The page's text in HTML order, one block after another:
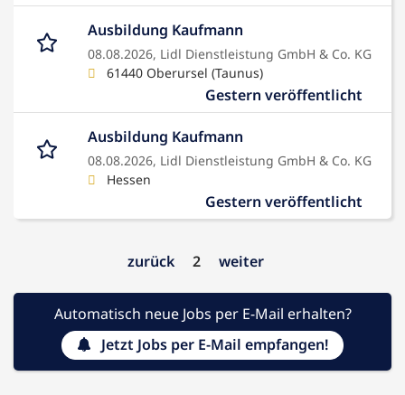
Ausbildung Kaufmann
08.08.2026, Lidl Dienstleistung GmbH & Co. KG
61440 Oberursel (Taunus)
Gestern veröffentlicht
Ausbildung Kaufmann
08.08.2026, Lidl Dienstleistung GmbH & Co. KG
Hessen
Gestern veröffentlicht
zurück 2 weiter
Automatisch neue Jobs per E-Mail erhalten?
Jetzt Jobs per E-Mail empfangen!